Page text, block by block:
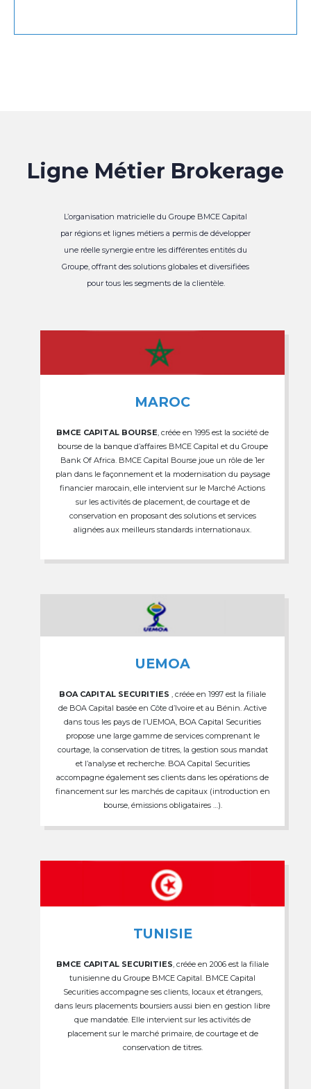
Ligne Métier Brokerage
L’organisation matricielle du Groupe BMCE Capital
par régions et lignes métiers a permis de développer
une réelle synergie entre les différentes entités du
Groupe, offrant des solutions globales et diversifiées
pour tous les segments de la clientèle.
MAROC
BMCE CAPITAL BOURSE , créée en 1995 est la société de
bourse de la banque d’affaires BMCE Capital et du Groupe
Bank Of Africa. BMCE Capital Bourse joue un rôle de 1er
plan dans le façonnement et la modernisation du paysage
financier marocain, elle intervient sur le Marché Actions
sur les activités de placement, de courtage et de
conservation en proposant des solutions et services
alignées aux meilleurs standards internationaux.
UEMOA
BOA CAPITAL SECURITIES , créée en 1997 est la filiale
de BOA Capital basée en Côte d’Ivoire et au Bénin. Active
dans tous les pays de l’UEMOA, BOA Capital Securities
propose une large gamme de services comprenant le
courtage, la conservation de titres, la gestion sous mandat
et l’analyse et recherche. BOA Capital Securities
accompagne également ses clients dans les opérations de
financement sur les marchés de capitaux (introduction en
bourse, émissions obligataires …).
TUNISIE
BMCE CAPITAL SECURITIES , créée en 2006 est la filiale
tunisienne du Groupe BMCE Capital. BMCE Capital
Securities accompagne ses clients, locaux et étrangers,
dans leurs placements boursiers aussi bien en gestion libre
que mandatée. Elle intervient sur les activités de
placement sur le marché primaire, de courtage et de
conservation de titres.